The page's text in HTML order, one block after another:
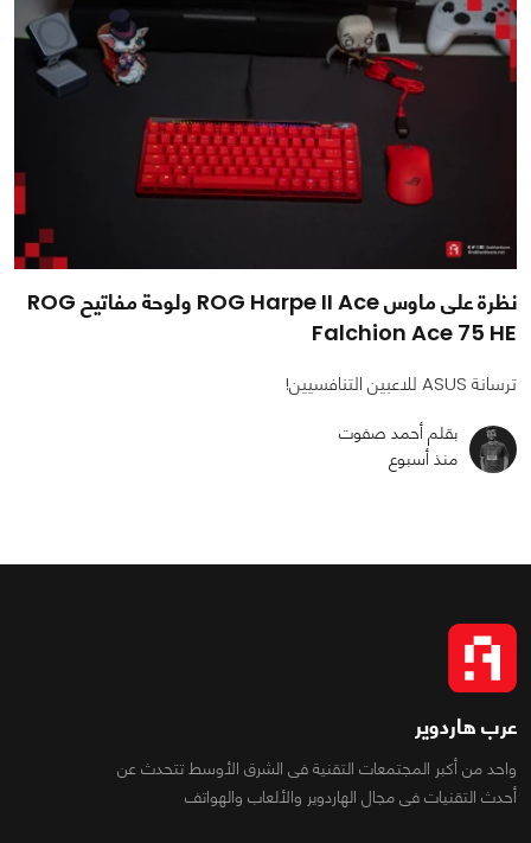
نظرة على ماوس ROG Harpe II Ace ولوحة مفاتيح ROG
Falchion Ace 75 HE
ترسانة ASUS للاعبين التنافسيين!
بقلم أحمد صفوت
منذ أسبوع
عرب هاردوير
واحد من أكبر المجتمعات التقنية فى الشرق الأوسط تتحدث عن
أحدث التقنيات فى مجال الهاردوير والألعاب والهواتف